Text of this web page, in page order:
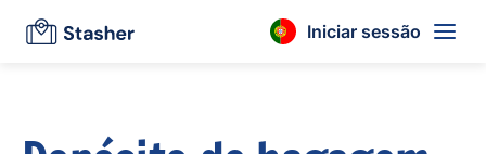
Iniciar sessão